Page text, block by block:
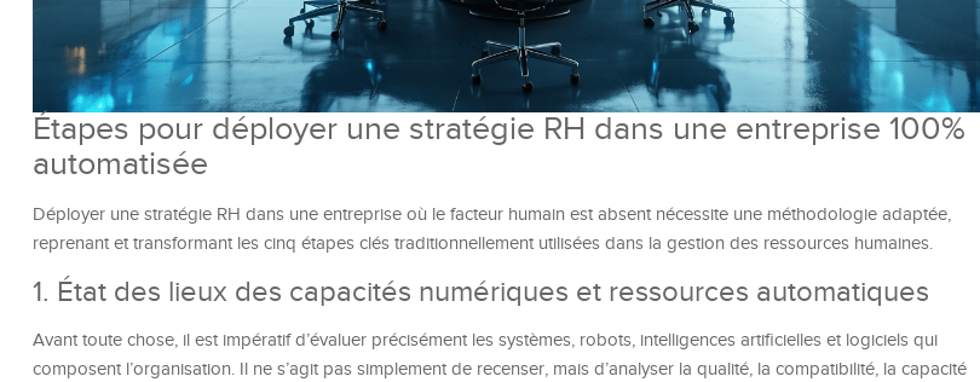
Étapes pour déployer une stratégie RH dans une entreprise 100%
automatisée
Déployer une stratégie RH dans une entreprise où le facteur humain est absent nécessite une méthodologie adaptée,
reprenant et transformant les cinq étapes clés traditionnellement utilisées dans la gestion des ressources humaines.
1. État des lieux des capacités numériques et ressources automatiques
Avant toute chose, il est impératif d’évaluer précisément les systèmes, robots, intelligences artificielles et logiciels qui
composent l’organisation. Il ne s’agit pas simplement de recenser, mais d’analyser la qualité, la compatibilité, la capacité